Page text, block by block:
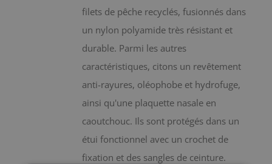
filets de pêche recyclés, fusionnés dans
un nylon polyamide très résistant et
durable. Parmi les autres
caractéristiques, citons un revêtement
anti-rayures, oléophobe et hydrofuge,
ainsi qu'une plaquette nasale en
caoutchouc. Ils sont protégés dans un
étui fonctionnel avec un crochet de
fixation et des sangles de ceinture.